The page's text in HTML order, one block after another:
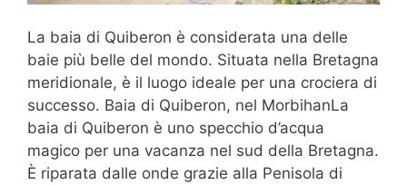
La baia di Quiberon è considerata una delle
baie più belle del mondo. Situata nella Bretagna
meridionale, è il luogo ideale per una crociera di
successo. Baia di Quiberon, nel MorbihanLa
baia di Quiberon è uno specchio d’acqua
magico per una vacanza nel sud della Bretagna.
È riparata dalle onde grazie alla Penisola di